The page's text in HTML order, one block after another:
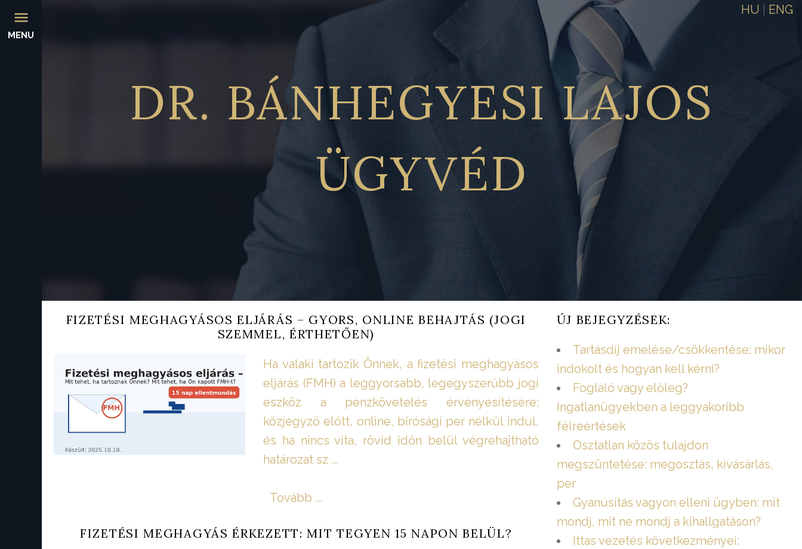
MENU
HU ENG
DR. BÁNHEGYESI LAJOS
ÜGYVÉD
FIZETÉSI MEGHAGYÁSOS ELJÁRÁS – GYORS, ONLINE BEHAJTÁS (JOGI
SZEMMEL, ÉRTHETŐEN)
Ha valaki tartozik Önnek, a fizetési meghagyásos
eljárás (FMH) a leggyorsabb, legegyszerűbb jogi
eszköz a pénzkövetelés érvényesítésére:
közjegyző előtt, online, bírósági per nélkül indul,
és ha nincs vita, rövid időn belül végrehajtható
határozat sz ...
Tovább ...
FIZETÉSI MEGHAGYÁS ÉRKEZETT: MIT TEGYEN 15 NAPON BELÜL?
ÚJ BEJEGYZÉSEK:
Tartásdíj emelése/csökkentése: mikor
indokolt és hogyan kell kérni?
Foglaló vagy előleg?
Ingatlanügyekben a leggyakoribb
félreértések
Osztatlan közös tulajdon
megszüntetése: megosztás, kivásárlás,
per
Gyanúsítás vagyon elleni ügyben: mit
mondj, mit ne mondj a kihallgatáson?
Ittas vezetés következményei: